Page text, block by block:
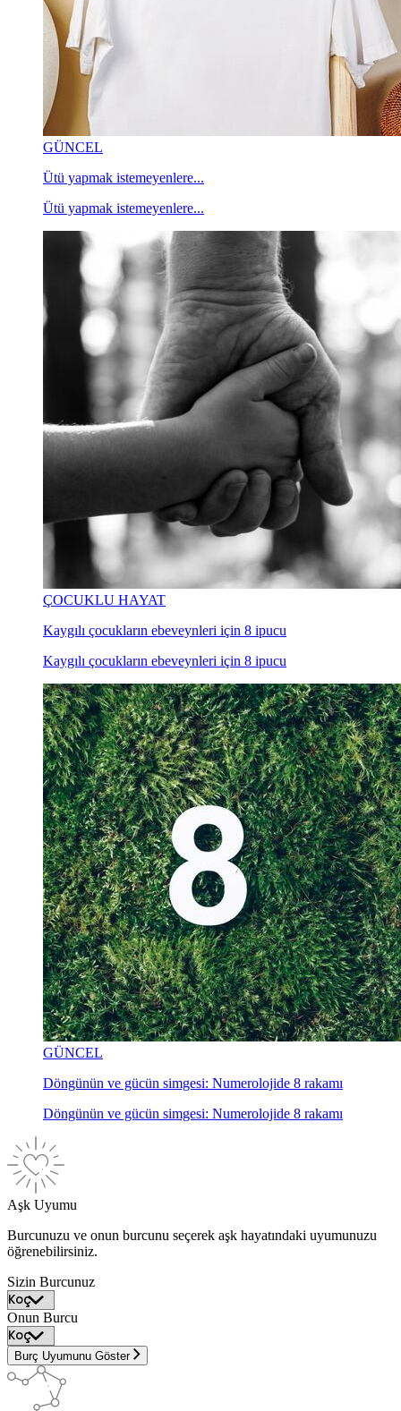
GÜNCEL
Ütü yapmak istemeyenlere...
Ütü yapmak istemeyenlere...
ÇOCUKLU HAYAT
Kaygılı çocukların ebeveynleri için 8 ipucu
Kaygılı çocukların ebeveynleri için 8 ipucu
GÜNCEL
Döngünün ve gücün simgesi: Numerolojide 8 rakamı
Döngünün ve gücün simgesi: Numerolojide 8 rakamı
Aşk Uyumu
Burcunuzu ve onun burcunu seçerek aşk hayatındaki uyumunuzu
öğrenebilirsiniz.
Sizin Burcunuz
Onun Burcu
Burç Uyumunu Göster